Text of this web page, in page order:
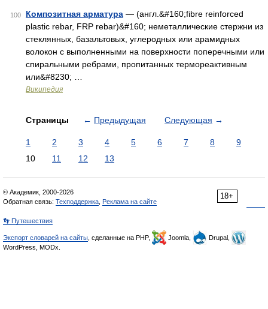
100 Композитная арматура — (англ.&#160;fibre reinforced
plastic rebar, FRP rebar)&#160; неметаллические стержни из
стеклянных, базальтовых, углеродных или арамидных
волокон с выполненными на поверхности поперечными или
спиральными ребрами, пропитанных термореактивным
или&#8230; …
Википедия
Страницы ← Предыдущая Следующая →
1 2 3 4 5 6 7 8
9
10
11 12 13
18+
© Академик, 2000-2026
Обратная связь: Техподдержка Реклама на сайте
👣 Путешествия
Экспорт словарей на сайты , сделанные на PHP, Joomla,
Drupal,
WordPress, MODx.